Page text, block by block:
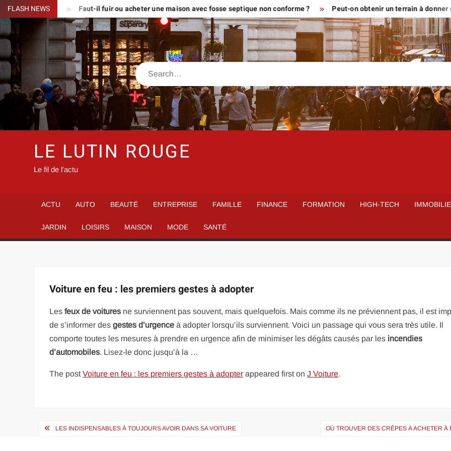
Skip
to
content
FLASH NEWS
classiques Faut-il fuir ou acheter une maison avec fosse septique non conforme ? Peut-on obtenir un terrain à donner
Search
LE LUTIN ROUGE
Le fil de l'actu
ACTU AUTO BEAUTÉ ENTREPRISE FAMILLE FINANCE FORMATION HIGH-TECH
JARDIN LOISIRS MAISON MODE SANTÉ
Voiture en feu : les premiers gestes à adopter
Lesfeux de voitures ne surviennent pas souvent, mais quelquefois. Mais comme ils ne préviennent pas, il est
de s’informer desgestes d’urgence à adopter lorsqu’ils surviennent. Voici un passage qui vous sera très utile. Il
comporte toutes les mesures à prendre en urgence afin de minimiser les dégâts causés par les incendies
d’automobiles. Lisez-le donc jusqu’à la …
The postVoiture en feu : les premiers gestes à adopter appeared first onJ Voiture.
Navigation
LES INDISPENSABLES À TOUJOURS AVOIR DANS SA VOITURE OÙ TROUVER DES CRÊPES À ACHETER À